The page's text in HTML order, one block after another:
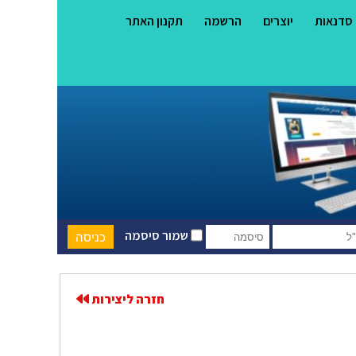
סדנאות יוצרים הרשמה תקנון האתר
שמור סיסמה
חזרה ליצירות